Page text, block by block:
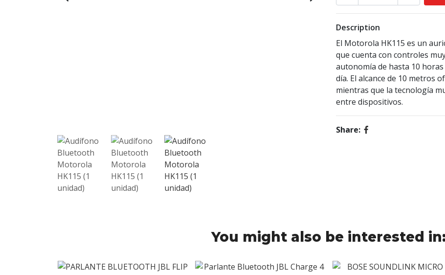
Description
El Motorola HK115 es un
que cuenta con controles
autonomía de hasta 10
día. El alcance de 10 metros
mientras que la tecnología
entre dispositivos.
Share:
You might also be interested in: